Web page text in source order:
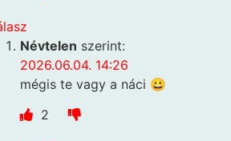
Névtelen szerint:
2026.06.04. 14:26
mégis te vagy a náci 😀
2